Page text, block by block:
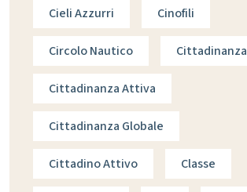
Cieli Azzurri Cinofili
Circolo Nautico Cittadinanza
Cittadinanza Attiva
Cittadinanza Globale
Cittadino Attivo Classe